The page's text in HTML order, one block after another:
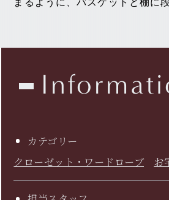
カテゴリー
クローゼット・ワードローブ
お